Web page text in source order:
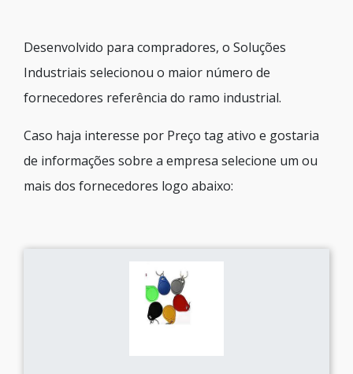
Desenvolvido para compradores, o Soluções
Industriais selecionou o maior número de
fornecedores referência do ramo industrial.
Caso haja interesse por Preço tag ativo e gostaria
de informações sobre a empresa selecione um ou
mais dos fornecedores logo abaixo: